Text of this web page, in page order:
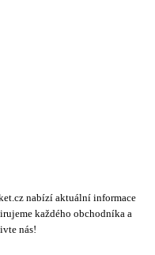
nabízí aktuální informace
každého obchodníka a
nás!